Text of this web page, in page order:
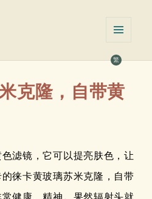
繁
挂件
克隆，自带黄
滤镜，它可以提亮肤色，让
徕卡黄玻璃苏米克隆，自带
健康、精神。果然辐射头就